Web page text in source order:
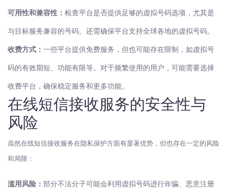
可用性和兼容性： 检查平台是否提供足够的虚拟号码选项，尤其是
与目标服务兼容的号码。还需确保平台支持全球各地的虚拟号码。
收费方式： 一些平台提供免费服务，但也可能存在限制，如虚拟号
码的有效期短、功能有限等。对于频繁使用的用户，可能需要选择
收费平台，确保稳定服务和更多功能。
在线短信接收服务的安全性与
风险
虽然在线短信接收服务在隐私保护方面有显著优势，但也存在一定的风险
和局限：
滥用风险： 部分不法分子可能会利用虚拟号码进行诈骗、恶意注册